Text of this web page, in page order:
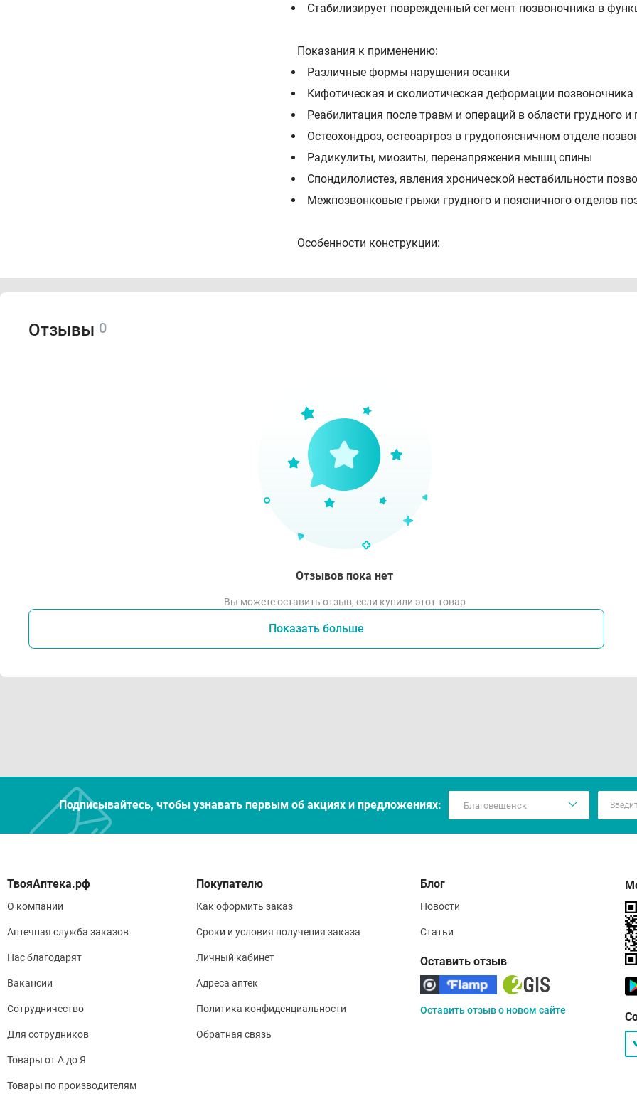
Стабилизирует поврежденный сегмент позвоночника в
Показания к применению:
Различные формы нарушения осанки
Кифотическая и сколиотическая деформации позвоночника
Реабилитация после травм и операций в области грудного
Остеохондроз, остеоартроз в грудопоясничном отделе
Радикулиты, миозиты, перенапряжения мышц спины
Спондилолистез, явления хронической нестабильности
Межпозвонковые грыжи грудного и поясничного отделов
Особенности конструкции:
Состав: 50% полиэфир, 20% хлопок, 15% полиамид, 11%
Инструкция к применению:
Надеть корсет на нижнее белье лежа на спине
Ребра жесткости должны располагаться посередине
от позвоночного столба
Зафиксировать застежку корсета на животе
Длительность ежедневного использования определяется
Рекомендации по уходу:
Перед стиркой застегнуть все застежки
Не гладить, не использовать растворители, отбеливатели и
Избегать попадания влаги, воздействия высоких
Индивидуальная непереносимость материалов изделия
Отзывы 0
Отзывов пока нет
Вы можете оставить отзыв, если купили этот товар
Показать больше
Подписывайтесь, чтобы узнавать первым об акцияx и предложениях:
О компании
Аптечная служба заказов
Нас благодарят
Вакансии
Сотрудничество
Для сотрудников
Товары от А до Я
Товары по производителям
Покупателю
Как оформить заказ
Сроки и условия получения заказа
Личный кабинет
Адреса аптек
Политика конфиденциальности
Обратная связь
Блог
Новости
Статьи
Оставить отзыв
Оставить отзыв о новом сайте